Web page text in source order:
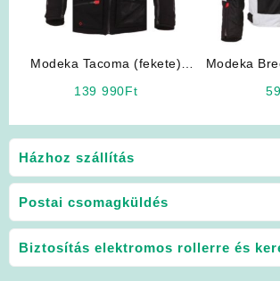
Házhoz szállítás
Postai csomagküldés
Biztosítás elektromos rollerre és
Modeka Tacoma (fekete)
139 990Ft
Modeka